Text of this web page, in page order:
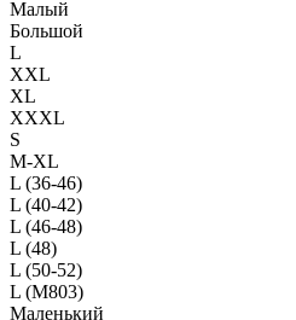
Малый
Большой
L
XXL
XL
XXXL
S
M-XL
L (36-46)
L (40-42)
L (46-48)
L (48)
L (50-52)
L (M803)
Маленький